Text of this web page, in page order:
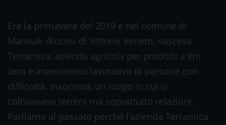
Era la primavera del 2019 e nel comune di
Mansuè, diocesi di Vittorio Veneto, nasceva
Terramica, azienda agricola per prodotti a km
zero e inserimento lavorativo di persone con
difficoltà. Insomma, un luogo in cui si
coltivavano terreni ma soprattutto relazioni.
Parliamo al passato perché l’azienda Terramica